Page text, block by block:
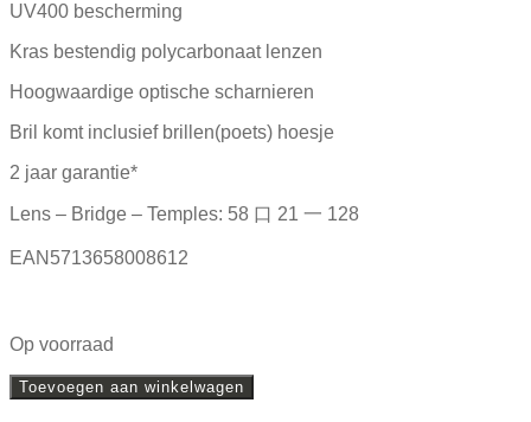
UV400 bescherming
Kras bestendig polycarbonaat lenzen
Hoogwaardige optische scharnieren
Bril komt inclusief brillen(poets) hoesje
2 jaar garantie*
Lens – Bridge – Temples: 58 口 21 一 128
EAN5713658008612
Op voorraad
Toevoegen aan winkelwagen